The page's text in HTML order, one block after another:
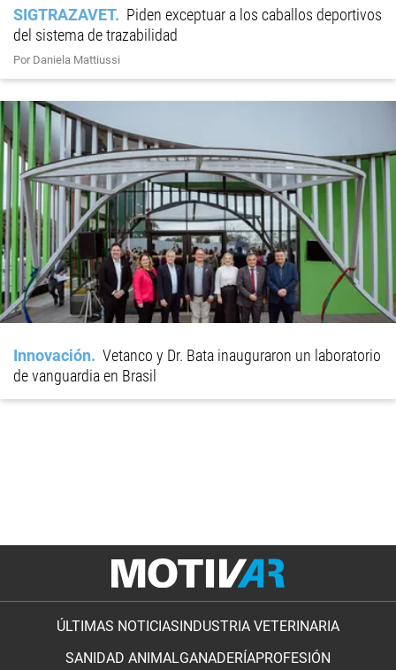
SIGTRAZAVET
Piden exceptuar a los caballos deportivos
del sistema de trazabilidad
Por Daniela Mattiussi
Innovación
Vetanco y Dr. Bata inauguraron un laboratorio
de vanguardia en Brasil
ÚLTIMAS NOTICIAS INDUSTRIA VETERINARIA
SANIDAD ANIMALGANADERÍAPROFESIÓN